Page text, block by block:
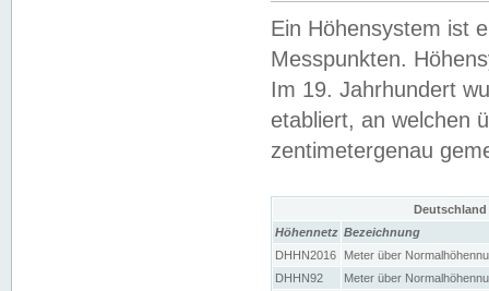
Ein Höhensystem ist
Messpunkten.
Im 19. Jahrhundert
etabliert, an welchen
zentimetergenau
Höhennetz Bezeichnung
DHHN2016
Meter über
DHHN92
Meter über